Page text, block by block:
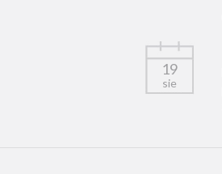
19
sie